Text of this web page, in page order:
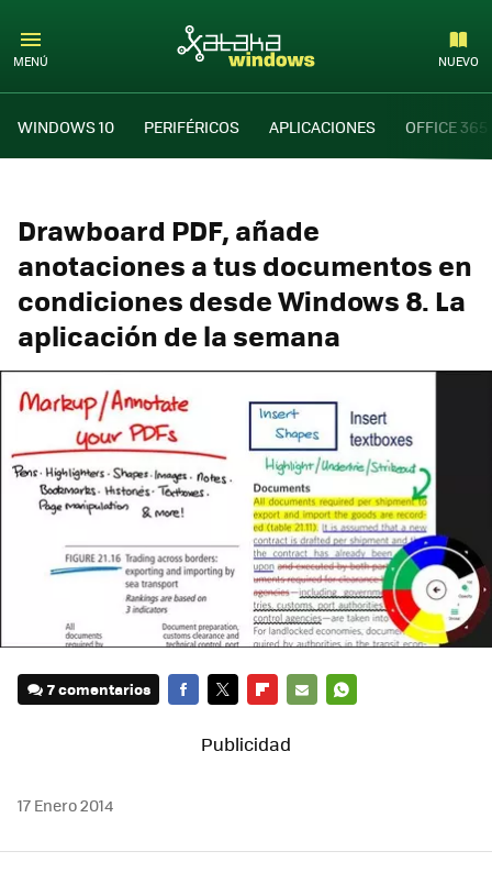
MENÚ NUEVO
WINDOWS 10 PERIFÉRICOS APLICACIONES OFFICE 365
Drawboard PDF, añade
anotaciones a tus documentos en
condiciones desde Windows 8. La
aplicación de la semana
7 comentarios
MAIL
17 Enero 2014